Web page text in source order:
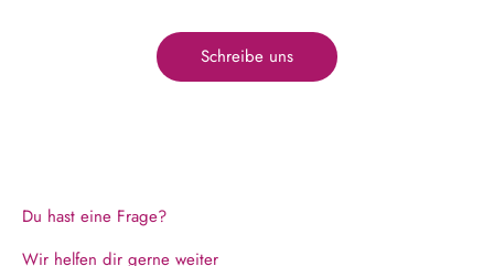
Schreibe uns
Du hast eine Frage?
Wir helfen dir gerne weiter